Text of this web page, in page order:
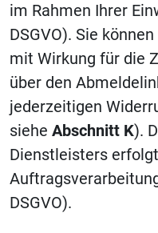
im Rahmen Ihrer
DSGVO). Sie
mit Wirkung für die
über den
jederzeitigen
siehe Abschnitt K).
Dienstleisters
DSGVO).